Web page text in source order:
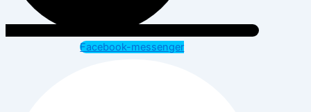
Facebook-messenger